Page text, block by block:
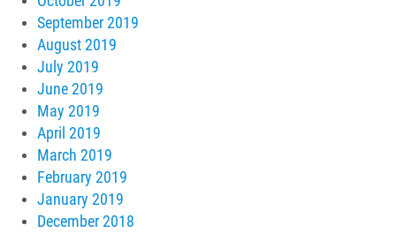
September 2019
August 2019
July 2019
June 2019
May 2019
April 2019
March 2019
February 2019
January 2019
December 2018